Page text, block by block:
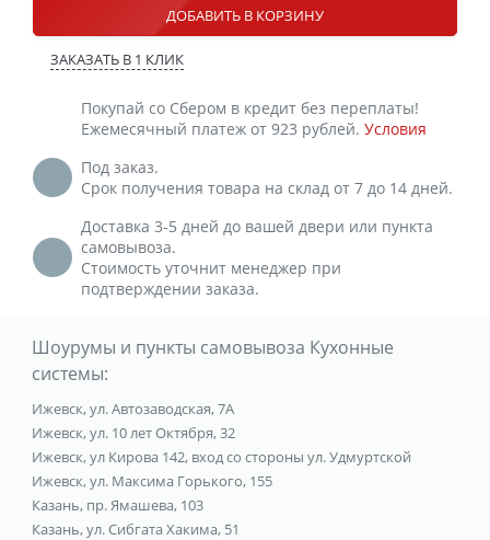
ДОБАВИТЬ В КОРЗИНУ
ЗАКАЗАТЬ В 1 КЛИК
Покупай со Сбером в кредит без переплаты!
Ежемесячный платеж от 923 рублей. Условия
Под заказ.
Срок получения товара на склад от 7 до 14 дней.
Доставка 3-5 дней до вашей двери или пункта
самовывоза.
Стоимость уточнит менеджер при
подтверждении заказа.
Шоурумы и пункты самовывоза Кухонные
системы:
Ижевск, ул. Автозаводская, 7А
Ижевск, ул. 10 лет Октября, 32
Ижевск, ул Кирова 142, вход со стороны ул. Удмуртской
Ижевск, ул. Максима Горького, 155
Казань, пр. Ямашева, 103
Казань, ул. Сибгата Хакима, 51